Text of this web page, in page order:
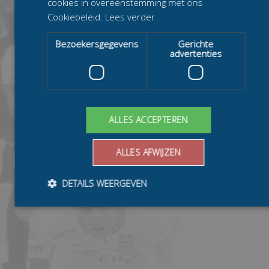
cookies in overeenstemming met ons
Cookiebeleid. Lees verder
Bezoekersgegevens
Gerichte
advertenties
ALLES ACCEPTEREN
ALLES AFWIJZEN
DETAILS WEERGEVEN